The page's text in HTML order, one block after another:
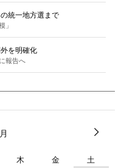
統一地方選まで
」
を明確化
報告へ
木 金 土